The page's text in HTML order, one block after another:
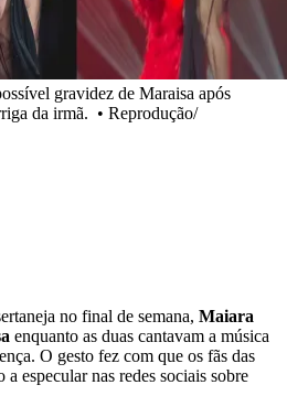
gravidez de Maraisa após
da irmã. • Reprodução/
no final de semana, Maiara
enquanto as duas cantavam a música
O gesto fez com que os fãs das
especular nas redes sociais sobre